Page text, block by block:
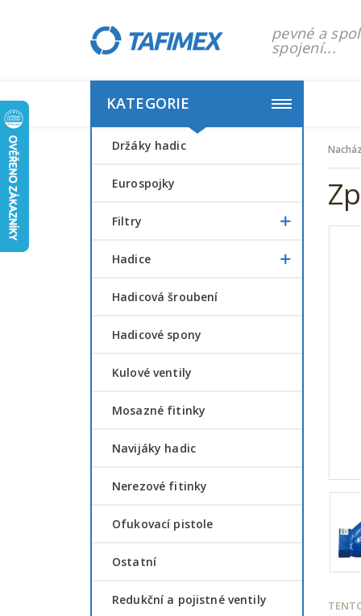
pevné a
spojení...
KATEGORIE
Držáky hadic
Eurospojky
Filtry
Hadice
Hadicová šroubení
Hadicové spony
Kulové ventily
Mosazné fitinky
Navijáky hadic
Nerezové fitinky
Ofukovací pistole
Ostatní
Redukční a pojistné ventily